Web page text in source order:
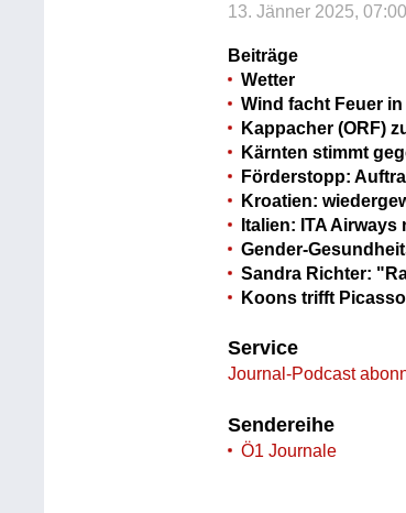
13. Jänner 2025, 07:00
Beiträge
Wetter
Wind facht Feuer
Kappacher (ORF)
Kärnten stimmt
Förderstopp:
Kroatien:
Italien: ITA
Gender-
Sandra Richter:
Koons trifft
Service
Journal-Podcast
Sendereihe
Ö1 Journale